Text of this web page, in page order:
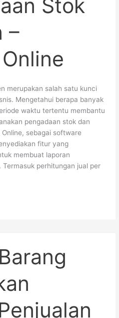
Stok
–
merupakan salah satu kunci
Mengetahui berapa banyak
waktu tertentu membantu
pengadaan stok dan
sebagai software
fitur yang
membuat laporan
perhitungan jual per